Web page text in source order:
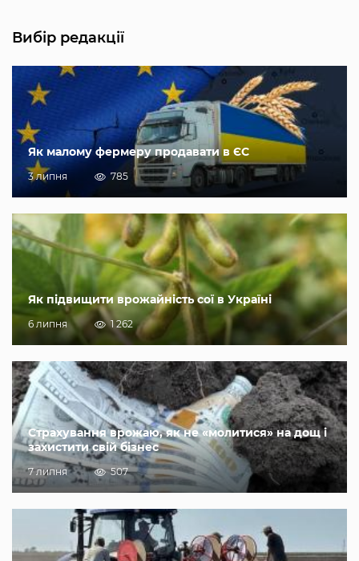
Вибір редакції
Як малому фермеру продавати в ЄС
3 липня 785
Як підвищити врожайність сої в Україні
6 липня 1 262
Страхування врожаю, як не «молитися» на дощ і
захистити свій бізнес
7 липня 507